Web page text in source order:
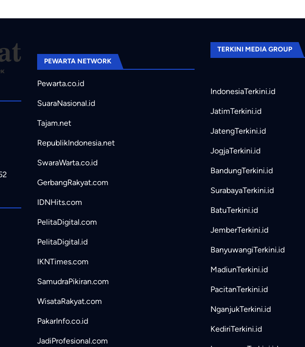
PEWARTA NETWORK
Pewarta.co.id
SuaraNasional.id
Tajam.net
RepublikIndonesia.net
SwaraWarta.co.id
GerbangRakyat.com
IDNHits.com
PelitaDigital.com
PelitaDigital.id
IKNTimes.com
SamudraPikiran.com
WisataRakyat.com
PakarInfo.co.id
JadiProfesional.com
TERKINI MEDIA GROUP
IndonesiaTerkini.id
JatimTerkini.id
JatengTerkini.id
JogjaTerkini.id
BandungTerkini.id
SurabayaTerkini.id
BatuTerkini.id
JemberTerkini.id
BanyuwangiTerkini.id
MadiunTerkini.id
PacitanTerkini.id
NganjukTerkini.id
KediriTerkini.id